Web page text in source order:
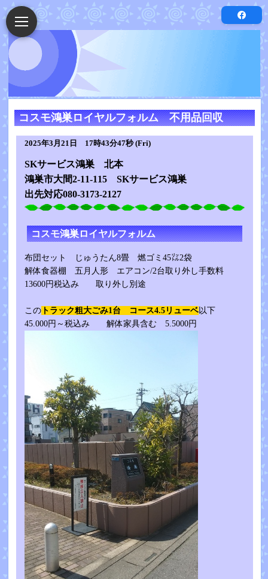
コスモ鴻巣ロイヤルフォルム 不用品回収
2025年3月21日 17時43分47秒 (Fri)
SKサービス鴻巣 北本
鴻巣市大間2-11-115 SKサービス鴻巣
出先対応080-3173-2127
コスモ鴻巣ロイヤルフォルム
布団セット じゅうたん8畳 燃ゴミ45㍑2袋
解体食器棚 五月人形 エアコン/2台取り外し手数料
13600円税込み 取り外し別途
このトラック粗大ごみ1台 コース4.5リューベ以下
45.000円～税込み 解体家具含む 5.5000円